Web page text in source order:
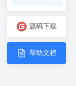
源码下载
帮助文档